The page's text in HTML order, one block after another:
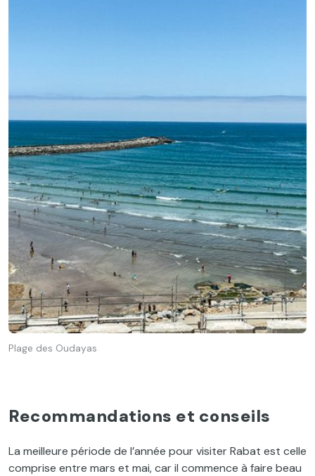
Plage des Oudayas
Recommandations et conseils
La meilleure période de l’année pour visiter Rabat est celle
comprise entre mars et mai, car il commence à faire beau